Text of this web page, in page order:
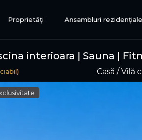
Proprietăți Ansambluri rezidențiale
interioara | Sauna |
Casă / Vilă